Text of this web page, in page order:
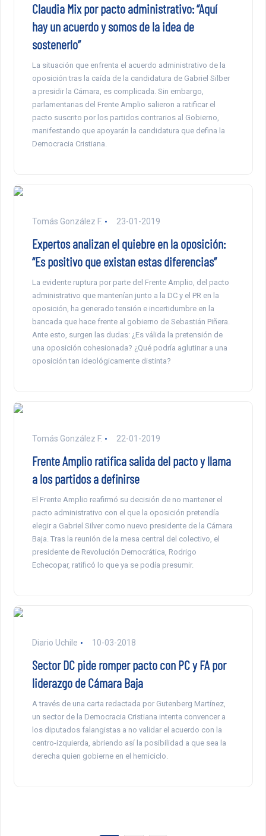
Claudia Mix por pacto administrativo: “Aquí
hay un acuerdo y somos de la idea de
sostenerlo”
La situación que enfrenta el acuerdo administrativo de la
oposición tras la caída de la candidatura de Gabriel Silber
a presidir la Cámara, es complicada. Sin embargo,
parlamentarias del Frente Amplio salieron a ratificar el
pacto suscrito por los partidos contrarios al Gobierno,
manifestando que apoyarán la candidatura que defina la
Democracia Cristiana.
Tomás González F. 23-01-2019
Expertos analizan el quiebre en la oposición:
“Es positivo que existan estas diferencias”
La evidente ruptura por parte del Frente Amplio, del pacto
administrativo que mantenían junto a la DC y el PR en la
oposición, ha generado tensión e incertidumbre en la
bancada que hace frente al gobierno de Sebastián Piñera.
Ante esto, surgen las dudas: ¿Es válida la pretensión de
una oposición cohesionada? ¿Qué podría aglutinar a una
oposición tan ideológicamente distinta?
Tomás González F. 22-01-2019
Frente Amplio ratifica salida del pacto y llama
a los partidos a definirse
El Frente Amplio reafirmó su decisión de no mantener el
pacto administrativo con el que la oposición pretendía
elegir a Gabriel Silver como nuevo presidente de la Cámara
Baja. Tras la reunión de la mesa central del colectivo, el
presidente de Revolución Democrática, Rodrigo
Echecopar, ratificó lo que ya se podía presumir.
Diario Uchile 10-03-2018
Sector DC pide romper pacto con PC y FA por
liderazgo de Cámara Baja
A través de una carta redactada por Gutenberg Martínez,
un sector de la Democracia Cristiana intenta convencer a
los diputados falangistas a no validar el acuerdo con la
centro-izquierda, abriendo así la posibilidad a que sea la
derecha quien gobierne en el hemiciclo.